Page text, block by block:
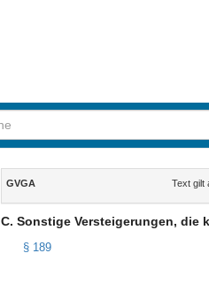
Inhalt
GVGA Text gilt
C. Sonstige Versteigerungen, die
§ 189